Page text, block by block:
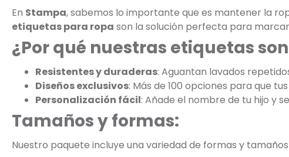
En Stampa, sabemos lo importante que es mantener la
etiquetas para ropa son la solución perfecta para
¿Por qué nuestras etiquetas
Resistentes y duraderas: Aguantan lavados
Diseños exclusivos: Más de 100 opciones para que
Personalización fácil: Añade el nombre de tu hijo y
Tamaños y formas:
Nuestro paquete incluye una variedad de formas y